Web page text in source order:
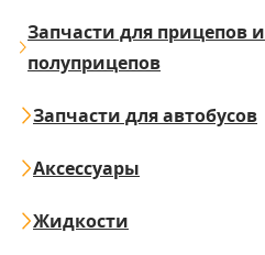
Запчасти для прицепов и
полуприцепов
Запчасти для автобусов
Аксессуары
Жидкости